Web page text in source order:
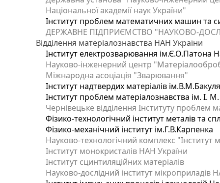
Національної академії наук України"
Інститут проблем математичних машин та
ДЕРЖАВНЕ ПІДПРИЄМСТВО "НАУКОВО-
Відділення матеріалознавства НАН України
Інститут електрозварювання ім.Є.О.Патона
Науково-інженерний центр
Міжнародна асоціація "Зварювання"
Інститут надтвердих матеріалів
Інститут проблем матеріалознавства ім. І.
Чернівецьке відділення Інституту проблем
Фізико-технологічний інститут металів та
Фізико-механічний інститут ім.Г.В.Карпенка
Науково-технологічний комплекс "Інститут
Інститут монокристалів НАН України
Інститут сцинтиляційних матеріалів
Науково-дослідний інститут мікроприладів